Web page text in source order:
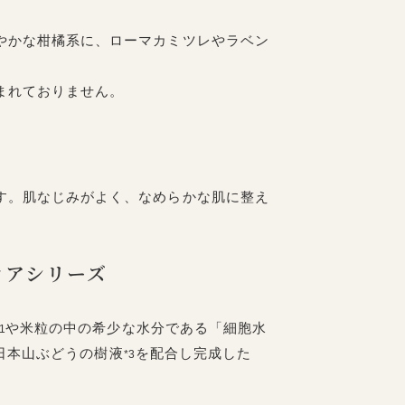
な柑橘系に、ローマカミツレやラベン
ておりません。
肌なじみがよく、なめらかな肌に整え
シリーズ
や米粒の中の希少な水分である「細胞水
本山ぶどうの樹液*3 を配合し完成した